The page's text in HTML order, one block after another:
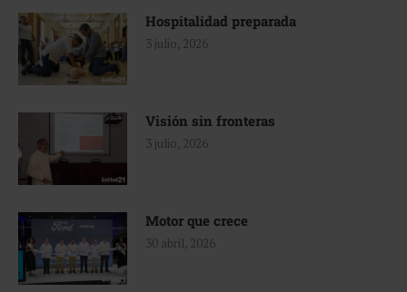
Hospitalidad preparada
3 julio, 2026
Visión sin fronteras
3 julio, 2026
Motor que crece
30 abril, 2026